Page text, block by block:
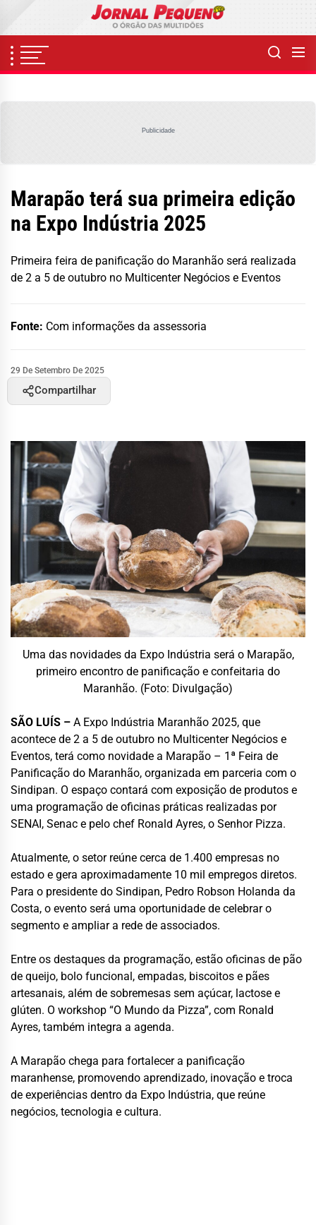
content
Publicidade
Marapão terá sua primeira edição
na Expo Indústria 2025
Primeira feira de panificação do Maranhão será realizada
de 2 a 5 de outubro no Multicenter Negócios e Eventos
Fonte: Com informações da assessoria
29 De Setembro De 2025
Compartilhar
Uma das novidades da Expo Indústria será o Marapão,
primeiro encontro de panificação e confeitaria do
Maranhão. (Foto: Divulgação)
SÃO LUÍS – A Expo Indústria Maranhão 2025, que
acontece de 2 a 5 de outubro no Multicenter Negócios e
Eventos, terá como novidade a Marapão – 1ª Feira de
Panificação do Maranhão, organizada em parceria com o
Sindipan. O espaço contará com exposição de produtos e
uma programação de oficinas práticas realizadas por
SENAI, Senac e pelo chef Ronald Ayres, o Senhor Pizza.
Atualmente, o setor reúne cerca de 1.400 empresas no
estado e gera aproximadamente 10 mil empregos diretos.
Para o presidente do Sindipan, Pedro Robson Holanda da
Costa, o evento será uma oportunidade de celebrar o
segmento e ampliar a rede de associados.
Entre os destaques da programação, estão oficinas de pão
de queijo, bolo funcional, empadas, biscoitos e pães
artesanais, além de sobremesas sem açúcar, lactose e
glúten. O workshop “O Mundo da Pizza”, com Ronald
Ayres, também integra a agenda.
A Marapão chega para fortalecer a panificação
maranhense, promovendo aprendizado, inovação e troca
de experiências dentro da Expo Indústria, que reúne
negócios, tecnologia e cultura.